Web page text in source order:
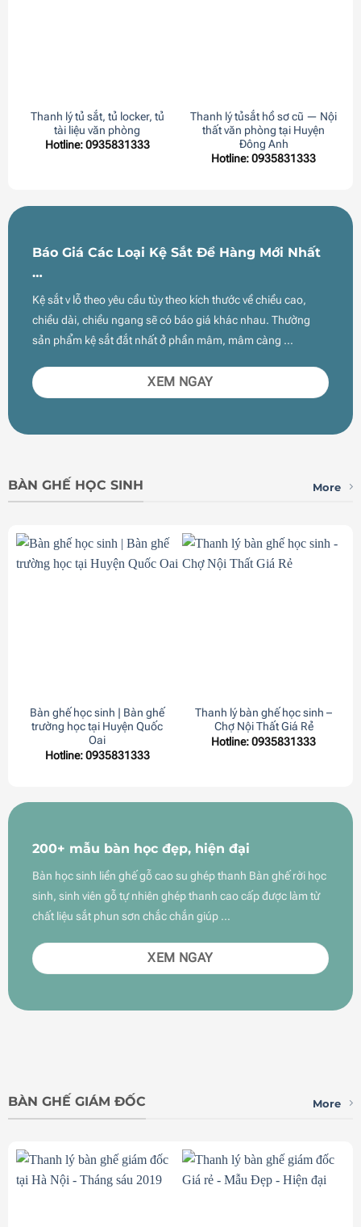
Báo Giá Các Loại Kệ Sắt Để Hàng Mới Nhất
…
Kệ sắt v lỗ theo yêu cầu tùy theo kích thước về chiều cao,
chiều dài, chiều ngang sẽ có báo giá khác nhau. Thường
sản phẩm kệ sắt đắt nhất ở phần mâm, mâm càng …
XEM NGAY
Thanh lý tủ sắt, tủ locker, tủ
tài liệu văn phòng
Hotline: 0935831333
Thanh lý tủsắt hồ sơ cũ — Nội
thất văn phòng tại Huyện
Đông Anh
Hotline: 0935831333
BÀN GHẾ HỌC SINH More
200+ mẫu bàn học đẹp, hiện đại
Bàn học sinh liền ghế gỗ cao su ghép thanh Bàn ghế rời học
sinh, sinh viên gỗ tự nhiên ghép thanh cao cấp được làm từ
chất liệu sắt phun sơn chắc chắn giúp …
XEM NGAY
Bàn ghế học sinh | Bàn ghế
trường học tại Huyện Quốc
Oai
Hotline: 0935831333
Thanh lý bàn ghế học sinh –
Chợ Nội Thất Giá Rẻ
Hotline: 0935831333
BÀN GHẾ GIÁM ĐỐC More